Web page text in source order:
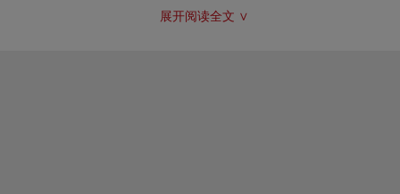
便宕开，从远处谈起。这位女词人是最喜爱游山玩水
日晚：一作“日落”，一作“日晓”。梳头：古代的妇女习
展开阅读全文 ∨